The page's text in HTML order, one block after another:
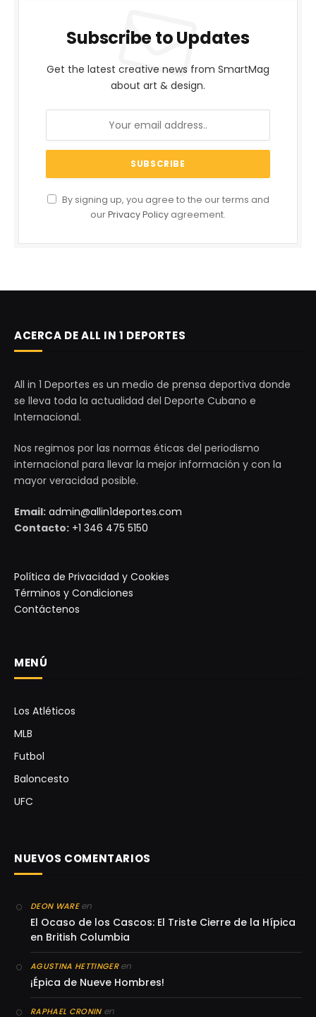
Subscribe to Updates
Get the latest creative news from SmartMag
about art & design.
By signing up, you agree to the our terms and
ourPrivacy Policy agreement.
ACERCA DE ALL IN 1 DEPORTES
All in 1 Deportes es un medio de prensa deportiva donde
se lleva toda la actualidad del Deporte Cubano e
Internacional.
Nos regimos por las normas éticas del periodismo
internacional para llevar la mejor información y con la
mayor veracidad posible.
Email: admin@allin1deportes.com
Contacto: +1 346 475 5150
Política de Privacidad y Cookies
Términos y Condiciones
Contáctenos
MENÚ
Los Atléticos
MLB
Futbol
Baloncesto
UFC
NUEVOS COMENTARIOS
DEON WAREen
El Ocaso de los Cascos: El Triste Cierre de la Hípica
en British Columbia
AGUSTINA HETTINGERen
¡Épica de Nueve Hombres!
RAPHAEL CRONINen